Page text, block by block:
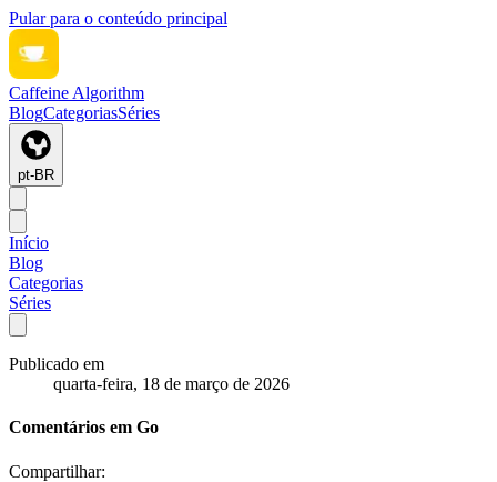
Pular para o conteúdo principal
Caffeine Algorithm
BlogCategoriasSéries
pt-BR
Início
Blog
Categorias
Séries
Publicado em
quarta-feira, 18 de março de 2026
Comentários em Go
Compartilhar: